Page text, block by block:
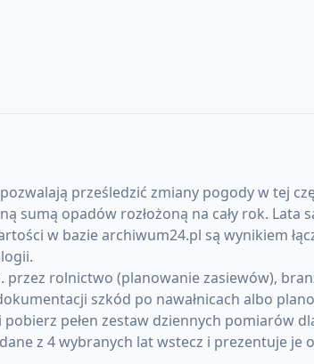
prześledzić zmiany pogody w tej
opadów rozłożoną na cały rok. Lata
w bazie archiwum24.pl są wynikiem
rolnictwo (planowanie zasiewów),
szkód po nawałnicach albo
pełen zestaw dziennych pomiarów
z 4 wybranych lat wstecz i prezentuje je